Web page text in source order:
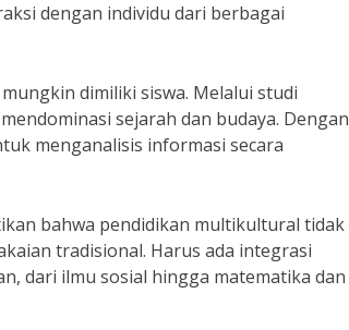
dengan individu dari berbagai
dimiliki siswa. Melalui studi
sejarah dan budaya. Dengan
menganalisis informasi secara
bahwa pendidikan multikultural tidak
tradisional. Harus ada integrasi
dari ilmu sosial hingga matematika dan